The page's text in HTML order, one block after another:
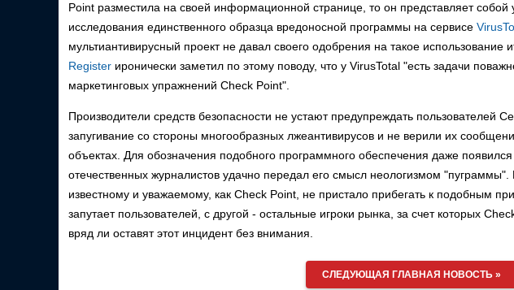
Point разместила на своей информационной странице, то он представляет собой
исследования единственного образца вредоносной программы на сервисе
мультиантивирусный проект не давал своего одобрения на такое использование
Register иронически заметил по этому поводу, что у VirusTotal "есть задачи
маркетинговых упражнений Check Point".
Производители средств безопасности не устают предупреждать пользователей
запугивание со стороны многообразных лжеантивирусов и не верили их
объектах. Для обозначения подобного программного обеспечения даже
отечественных журналистов удачно передал его смысл неологизмом
известному и уважаемому, как Check Point, не пристало прибегать к подобным
запутает пользователей, с другой - остальные игроки рынка, за счет которых
вряд ли оставят этот инцидент без внимания.
СЛЕДУЮЩАЯ ГЛАВНАЯ НОВОСТЬ »